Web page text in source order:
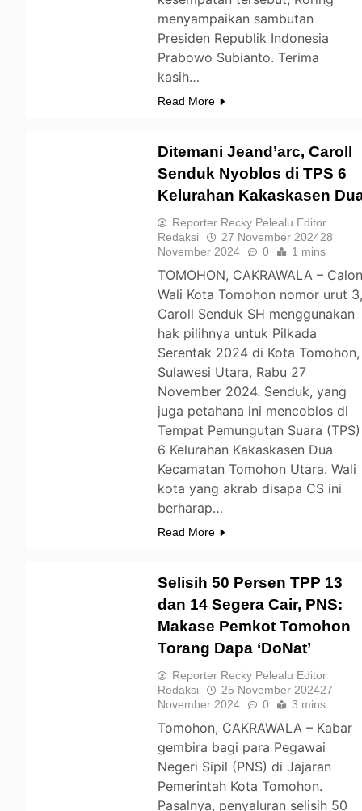
menyampaikan sambutan
Presiden Republik Indonesia
Prabowo Subianto. Terima
kasih…
Read More
Ditemani Jeand’arc, Caroll
Senduk Nyoblos di TPS 6
Kelurahan Kakaskasen
Reporter Recky Pelealu Editor
Redaksi
27 November 202428
November 2024
0 1 mins
TOMOHON, CAKRAWALA –
Wali Kota Tomohon nomor urut
Caroll Senduk SH menggunakan
hak pilihnya untuk Pilkada
Serentak 2024 di Kota Tomohon,
Sulawesi Utara, Rabu 27
November 2024. Senduk, yang
juga petahana ini mencoblos di
Tempat Pemungutan Suara (TPS)
6 Kelurahan Kakaskasen Dua
Kecamatan Tomohon Utara. Wali
kota yang akrab disapa CS ini
berharap…
Read More
Selisih 50 Persen TPP 13
dan 14 Segera Cair, PNS:
Makase Pemkot Tomohon
Torang Dapa ‘DoNat’
Reporter Recky Pelealu Editor
Redaksi
25 November 202427
November 2024
0 3 mins
Tomohon, CAKRAWALA – Kabar
gembira bagi para Pegawai
Negeri Sipil (PNS) di Jajaran
Pemerintah Kota Tomohon.
Pasalnya, penyaluran selisih 50